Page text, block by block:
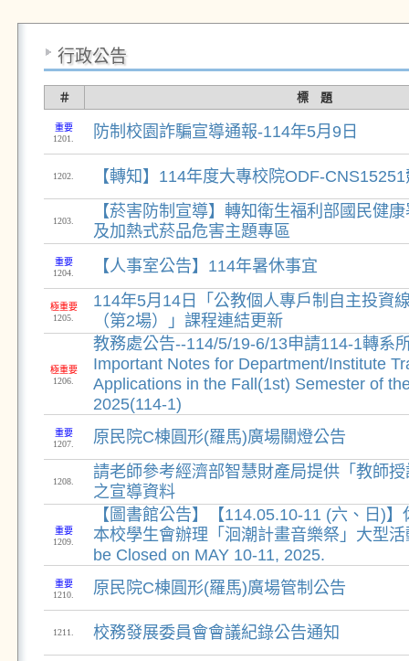
行政公告
＃ 標 題
重要
1201.
防制校園詐騙宣導通報-114年5月9日
1202. 【轉知】114年度大專校院ODF-
1203.
【菸害防制宣導】轉知衛生福利部國民健
及加熱式菸品危害主題專區
重要
1204.
【人事室公告】114年暑休事宜
極重要
1205.
114年5月14日「公教個人專戶制自主投資
（第2場）」課程連結更新
極重要
1206.
教務處公告--114/5/19-6/13申請114-1轉系
Important Notes for Department/Institute
Applications in the Fall(1st) Semester of
2025(114-1)
重要
1207.
原民院C棟圓形(羅馬)廣場關燈公告
1208.
請老師參考經濟部智慧財產局提供「教師
之宣導資料
重要
1209.
【圖書館公告】【114.05.10-11 (六、日)
本校學生會辦理「洄潮計畫音樂祭」大型
be Closed on MAY 10-11, 2025.
重要
1210.
原民院C棟圓形(羅馬)廣場管制公告
1211. 校務發展委員會會議紀錄公告通知